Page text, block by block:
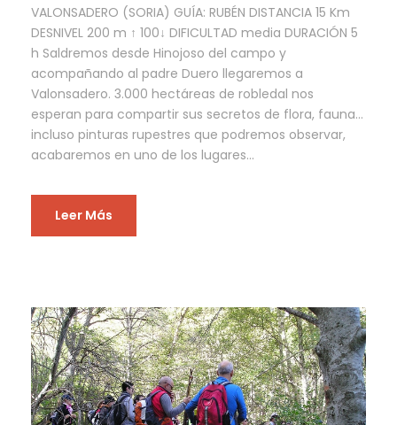
VALONSADERO (SORIA) GUÍA: RUBÉN DISTANCIA 15 Km
DESNIVEL 200 m ↑ 100↓ DIFICULTAD media DURACIÓN 5
h Saldremos desde Hinojoso del campo y
acompañando al padre Duero llegaremos a
Valonsadero. 3.000 hectáreas de robledal nos
esperan para compartir sus secretos de flora, fauna…
incluso pinturas rupestres que podremos observar,
acabaremos en uno de los lugares...
Leer Más